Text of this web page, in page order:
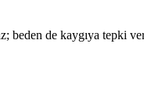
beden de kaygıya